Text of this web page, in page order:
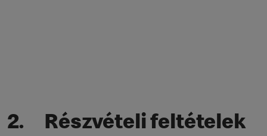
2. Részvételi feltételek